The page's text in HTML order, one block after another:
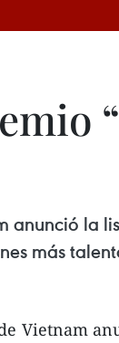
la
más
Vietnam